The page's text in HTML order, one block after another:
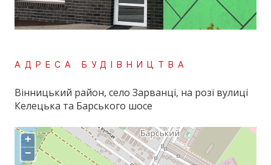
АДРЕСА БУДІВНИЦТВА
Вінницький район, село Зарванці, на розі вулиці
Келецька та Барського шосе
+
−